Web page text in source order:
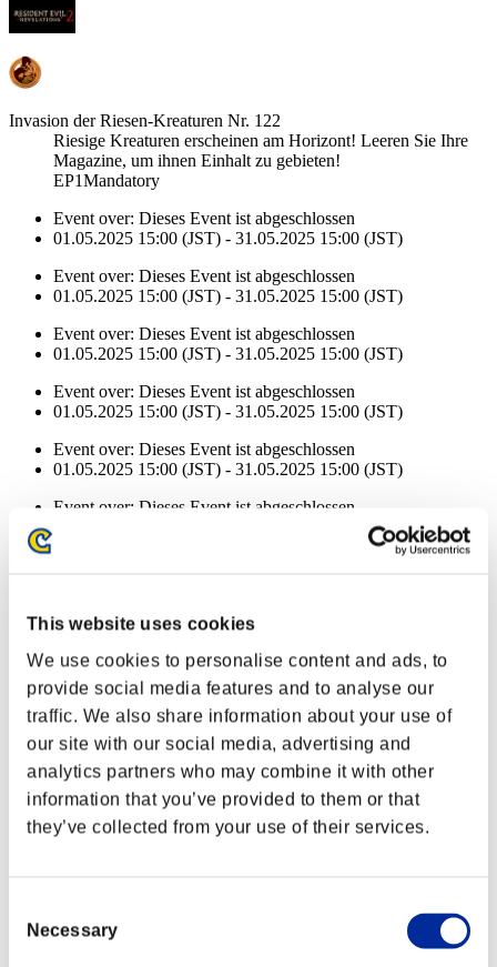
This website uses cookies
We use cookies to personalise content and ads, to
provide social media features and to analyse our
traffic. We also share information about your use of
our site with our social media, advertising and
analytics partners who may combine it with other
information that you’ve provided to them or that
they’ve collected from your use of their services.
Selection
Necessary
Invasion der Riesen-Kreaturen Nr. 122
Riesige Kreaturen erscheinen am Horizont! Leeren Sie Ihre
Magazine, um ihnen Einhalt zu gebieten!
EP1Mandatory
Event over: Dieses Event ist abgeschlossen
01.05.2025 15:00 (JST) - 31.05.2025 15:00 (JST)
Event over: Dieses Event ist abgeschlossen
01.05.2025 15:00 (JST) - 31.05.2025 15:00 (JST)
Event over: Dieses Event ist abgeschlossen
01.05.2025 15:00 (JST) - 31.05.2025 15:00 (JST)
Event over: Dieses Event ist abgeschlossen
01.05.2025 15:00 (JST) - 31.05.2025 15:00 (JST)
Event over: Dieses Event ist abgeschlossen
01.05.2025 15:00 (JST) - 31.05.2025 15:00 (JST)
Event over: Dieses Event ist abgeschlossen
01.05.2025 15:00 (JST) - 31.05.2025 15:00 (JST)
Verbleibende Gesundheit:
Charon100%
Ichor 100%
Verbleibende Gesundheit:
Charon100%
Charon100%